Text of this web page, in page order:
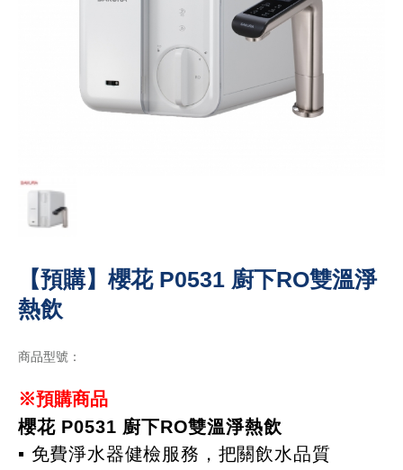
【預購】櫻花 P0531 廚下RO雙溫淨
熱飲
商品型號：
※預購商品
櫻花 P0531 廚下RO雙溫淨熱飲
▪ 免費淨水器健檢服務，把關飲水品質